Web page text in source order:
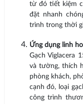
từ đó tiết kiệm
đặt nhanh
trình trong thời
Ứng dụng linh
Gạch Viglacera
và tường, thích
phòng khách,
cạnh đó, loại
công trình